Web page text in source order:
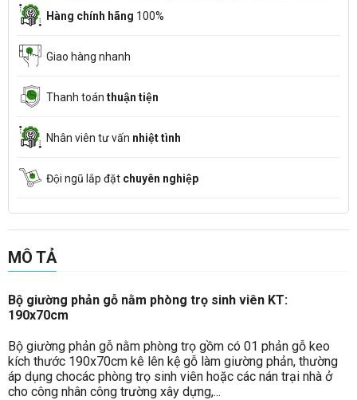
Hàng chính hãng 100%
Giao hàng nhanh
Thanh toán thuận tiện
Nhân viên tư vấn nhiệt tình
Đội ngũ lắp đặt chuyên nghiệp
MÔ TẢ
Bộ giường phản gỗ nằm phòng trọ sinh viên KT:
190x70cm
Bộ giường phản gỗ nằm phòng trọ gồm có 01 phản gỗ keo
kích thước 190x70cm kê lên kệ gỗ làm giường phản, thường
áp dụng chocác phòng trọ sinh viên hoặc các nán trại nhà ở
cho công nhân công trường xây dựng,...